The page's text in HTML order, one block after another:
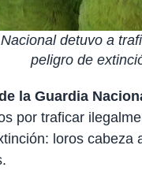
detuvo a
peligro de
la Guardia
por traficar
loros cabeza